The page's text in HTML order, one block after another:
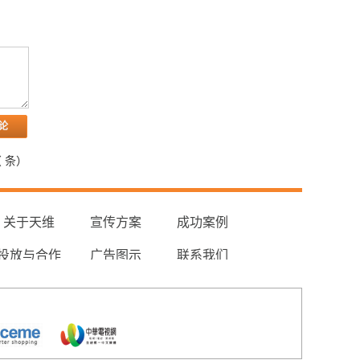
条）
关于天维 宣传方案 成功案例
放与合作 广告图示 联系我们